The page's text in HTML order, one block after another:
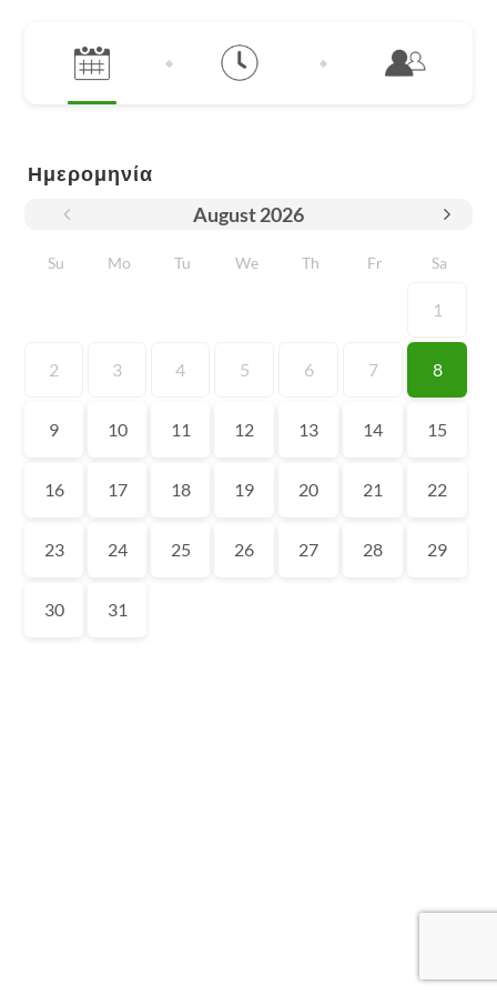
Ημερομηνία
August2026
Su Mo Tu We Th Fr Sa
1
2 3 4 5 6 7 8
9 10 11 12 13 14 15
16 17 18 19 20 21 22
23 24 25 26 27 28 29
30 31